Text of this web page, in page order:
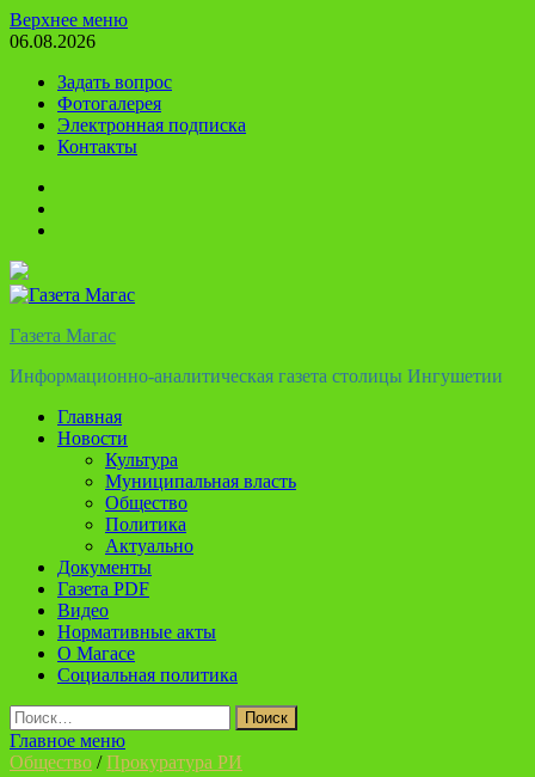
Перейти
к
Верхнее меню
06.08.2026
Задать вопрос
Фотогалерея
Электронная подписка
Контакты
Газета Магас
Информационно-аналитическая газета столицы Ингушетии
Главная
Новости
Культура
Муниципальная власть
Общество
Политика
Актуально
Документы
Газета PDF
Видео
Нормативные акты
О Магасе
Социальная политика
Найти:
Главное меню
Общество /Прокуратура РИ